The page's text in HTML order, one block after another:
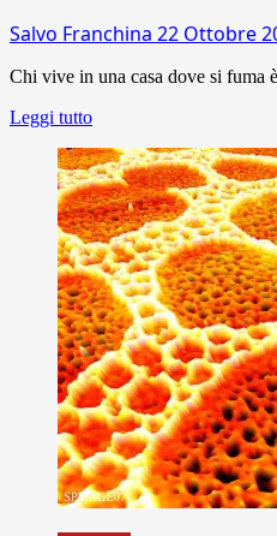
Salvo Franchina 22 Ottobre
Chi vive in una casa dove si fuma
Leggi tutto